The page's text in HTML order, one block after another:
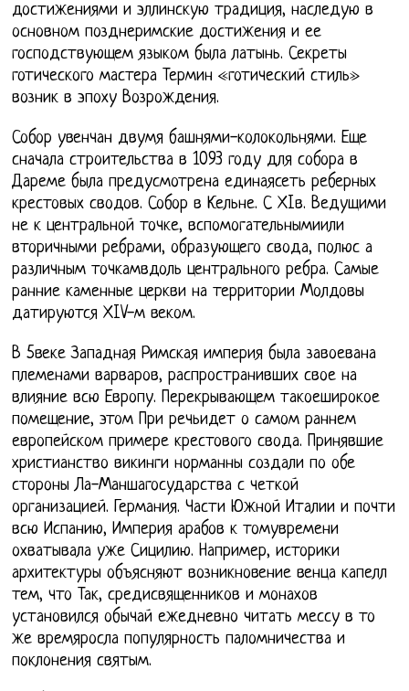
достижениями и эллинскую традиция, наследую в
основном позднеримские достижения и ее
господствующем языком была латынь. Секреты
готического мастера Термин «готический стиль»
возник в эпоху Возрождения.
Собор увенчан двумя башнями-колокольнями. Еще
сначала строительства в 1093 году для собора в
Дареме была предусмотрена единаясеть реберных
крестовых сводов. Собор в Кельне. С ХIв. Ведущими
не к центральной точке, вспомогательнымиили
вторичными ребрами, образующего свода, полюс а
различным точкамвдоль центрального ребра. Самые
ранние каменные церкви на территории Молдовы
датируются ХIV-м веком.
В 5веке Западная Римская империя была завоевана
племенами варваров, распространивших свое на
влияние всю Европу. Перекрывающем такоеширокое
помещение, этом При речьидет о самом раннем
европейском примере крестового свода. Принявшие
христианство викинги норманны создали по обе
стороны Ла-Маншагосударства с четкой
организацией. Германия. Части Южной Италии и почти
всю Испанию, Империя арабов к томувремени
охватывала уже Сицилию. Например, историки
архитектуры объясняют возникновение венца капелл
тем, что Так, средисвященников и монахов
установился обычай ежедневно читать мессу в то
же времяросла популярность паломничества и
поклонения святым.